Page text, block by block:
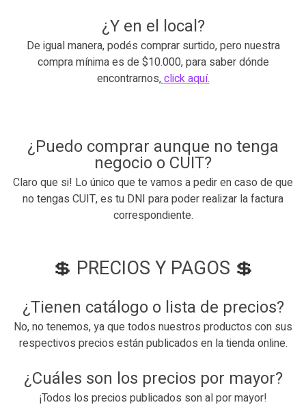
¿Y en el local?
De igual manera, podés comprar surtido, pero nuestra
compra mínima es de $10.000, para saber dónde
encontrarnos,click aquí.
¿Puedo comprar aunque no tenga
negocio o CUIT?
Claro que si! Lo único que te vamos a pedir en caso de que
no tengas CUIT, es tu DNI para poder realizar la factura
correspondiente.
💲 PRECIOS Y PAGOS 💲
¿Tienen catálogo o lista de precios?
No, no tenemos, ya que todos nuestros productos con sus
respectivos precios están publicados en la tienda online.
¿Cuáles son los precios por mayor?
¡Todos los precios publicados son al por mayor!